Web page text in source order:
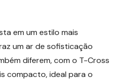
em um estilo mais
um ar de sofisticação
diferem, com o T-Cross
compacto, ideal para o